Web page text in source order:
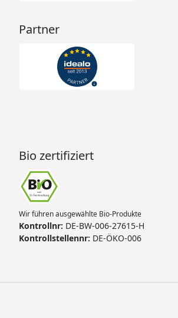
Partner
Bio zertifiziert
Wir führen ausgewählte Bio-Produkte
Kontrollnr: DE-BW-006-27615-H
Kontrollstellennr: DE-ÖKO-006